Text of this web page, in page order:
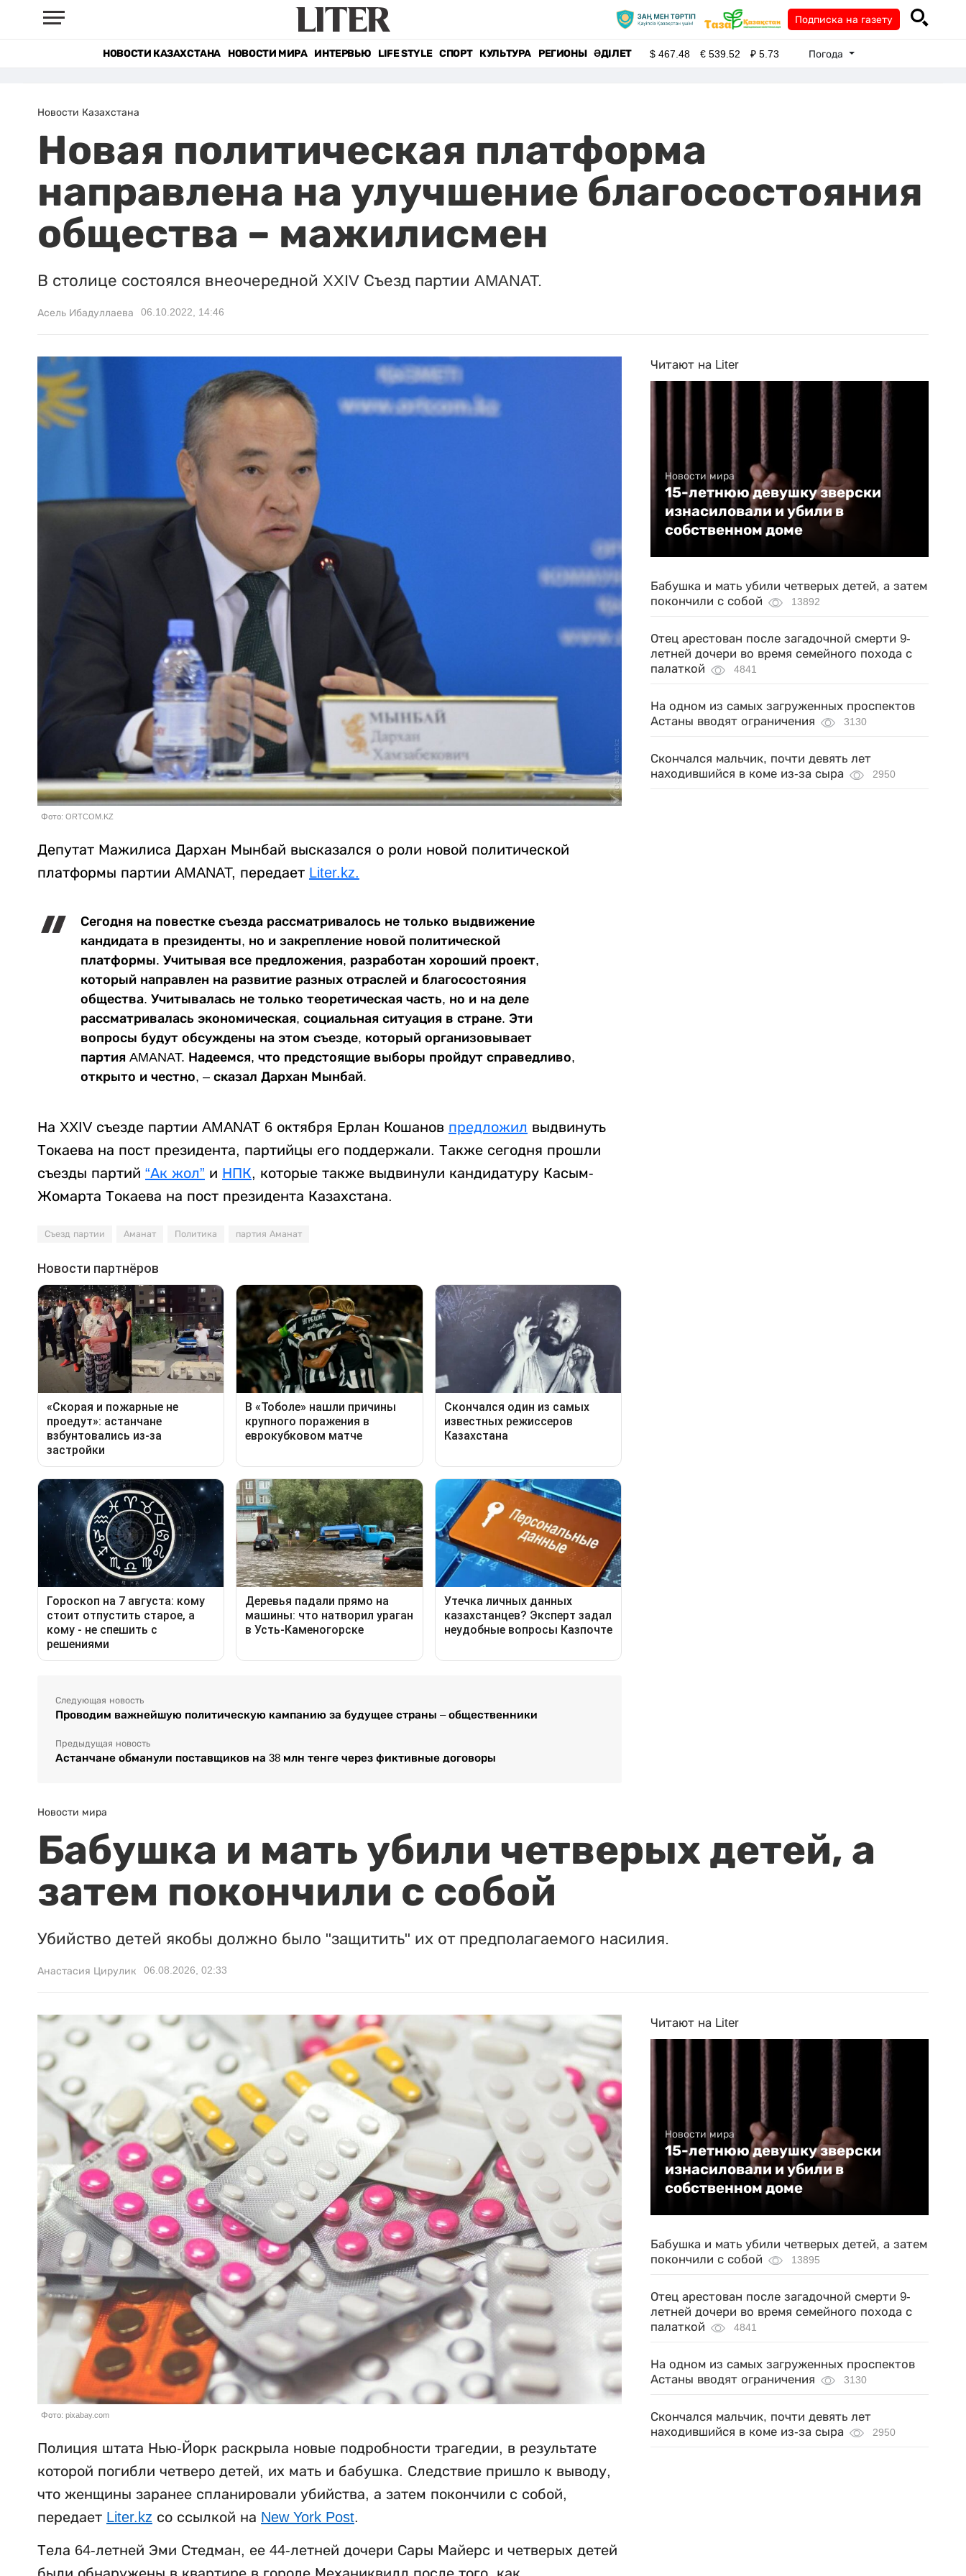
Подписка на газету
НОВОСТИ КАЗАХСТАНА НОВОСТИ МИРА ИНТЕРВЬЮ LIFE STYLE СПОРТ КУЛЬТУРА РЕГИОНЫ ӘДІЛЕТ $467.48 €539.52 ₽5.73 Погода
Новости Казахстана
Новая политическая платформа
направлена на улучшение благосостояния
общества – мажилисмен
В столице состоялся внеочередной XXIV Съезд партии AMANAT.
Асель Ибадуллаева 06.10.2022, 14:46
Фото: ORTCOM.KZ
Депутат Мажилиса Дархан Мынбай высказался о роли новой политической
платформы партии AMANAT, передает Liter.kz.
Сегодня на повестке съезда рассматривалось не только выдвижение
кандидата в президенты, но и закрепление новой политической
платформы. Учитывая все предложения, разработан хороший проект,
который направлен на развитие разных отраслей и благосостояния
общества. Учитывалась не только теоретическая часть, но и на деле
рассматривалась экономическая, социальная ситуация в стране. Эти
вопросы будут обсуждены на этом съезде, который организовывает
партия AMANAT. Надеемся, что предстоящие выборы пройдут справедливо,
открыто и честно, – сказал Дархан Мынбай.
На XXIV съезде партии AMANAT 6 октября Ерлан Кошанов предложил выдвинуть
Токаева на пост президента, партийцы его поддержали. Также сегодня прошли
съезды партий “Ак жол” и НПК, которые также выдвинули кандидатуру Касым-
Жомарта Токаева на пост президента Казахстана.
Съезд партии Аманат Политика партия Аманат
Следующая новость
Проводим важнейшую политическую кампанию за будущее страны – общественники
Предыдущая новость
Астанчане обманули поставщиков на 38 млн тенге через фиктивные договоры
Читают на Liter
Новости мира
15-летнюю девушку зверски
изнасиловали и убили в
собственном доме
Бабушка и мать убили четверых детей, а затем
покончили с собой
13892
Отец арестован после загадочной смерти 9-
летней дочери во время семейного похода с
палаткой
4841
На одном из самых загруженных проспектов
Астаны вводят ограничения
3130
Скончался мальчик, почти девять лет
находившийся в коме из-за сыра
2950
Новости мира
Бабушка и мать убили четверых детей, а
затем покончили с собой
Убийство детей якобы должно было "защитить" их от предполагаемого насилия.
Анастасия Цирулик 06.08.2026, 02:33
Фото: pixabay.com
Полиция штата Нью-Йорк раскрыла новые подробности трагедии, в результате
которой погибли четверо детей, их мать и бабушка. Следствие пришло к выводу,
что женщины заранее спланировали убийства, а затем покончили с собой,
передает Liter.kz со ссылкой на New York Post.
Тела 64-летней Эми Стедман, ее 44-летней дочери Сары Майерс и четверых детей
Читают на Liter
Новости мира
15-летнюю девушку зверски
изнасиловали и убили в
собственном доме
Бабушка и мать убили четверых детей, а затем
покончили с собой
13895
Отец арестован после загадочной смерти 9-
летней дочери во время семейного похода с
палаткой
4841
На одном из самых загруженных проспектов
Астаны вводят ограничения
3130
Скончался мальчик, почти девять лет
находившийся в коме из-за сыра
2950